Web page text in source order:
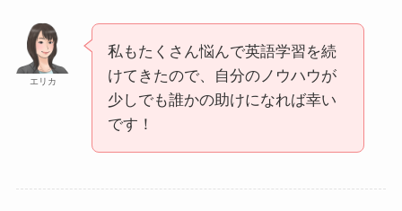
エリカ
私もたくさん悩んで英語学習を続
けてきたので、自分のノウハウが
少しでも誰かの助けになれば幸い
です！